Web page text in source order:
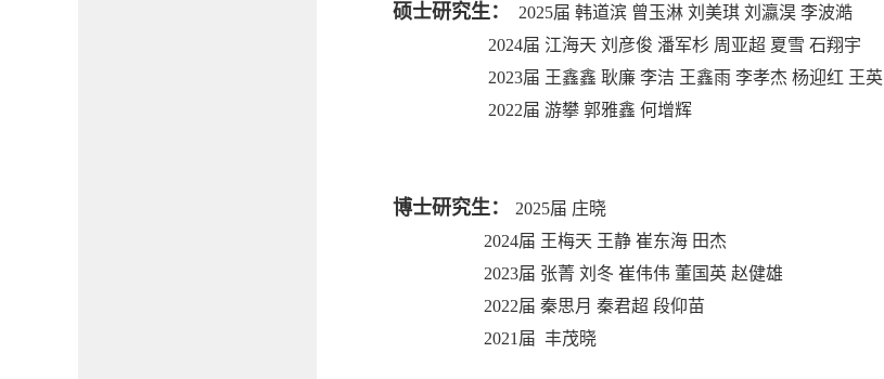
硕士研究生： 2025届 韩道滨 曾玉淋 刘美琪 刘瀛淏 李波澔
2024届 江海天 刘彦俊 潘军杉 周亚超 夏雪 石翔宇
2023届 王鑫鑫 耿廉 李洁 王鑫雨 李孝杰 杨迎红 王英
2022届 游攀 郭雅鑫 何增辉
博士研究生：
2025届 庄晓
2024届 王梅天 王静 崔东海 田杰
2023届 张菁 刘冬 崔伟伟 董国英 赵健雄
2022届 秦思月 秦君超 段仰苗
2021届 丰茂晓